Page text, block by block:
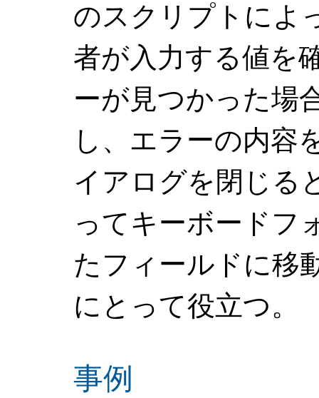
のスクリプトによ
者が入力する値を
ーが見つかった場
し、エラーの内容
イアログを閉じる
ってキーボードフ
たフィールドに移
にとって役立つ。
事例